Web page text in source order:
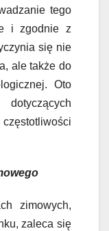
tego
i zgodnie z
się nie
ale także do
Oto
zimowych,
zaleca się